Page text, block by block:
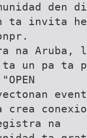
den
ta invita
na Aruba,
ta un pa
na